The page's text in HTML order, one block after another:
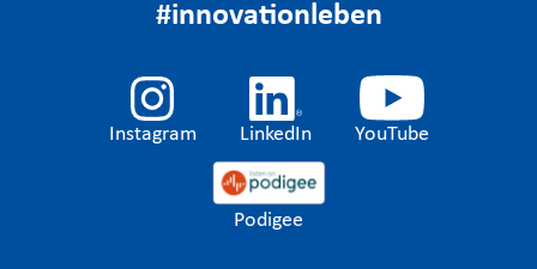
#innovationleben
Instagram LinkedIn YouTube
Podigee